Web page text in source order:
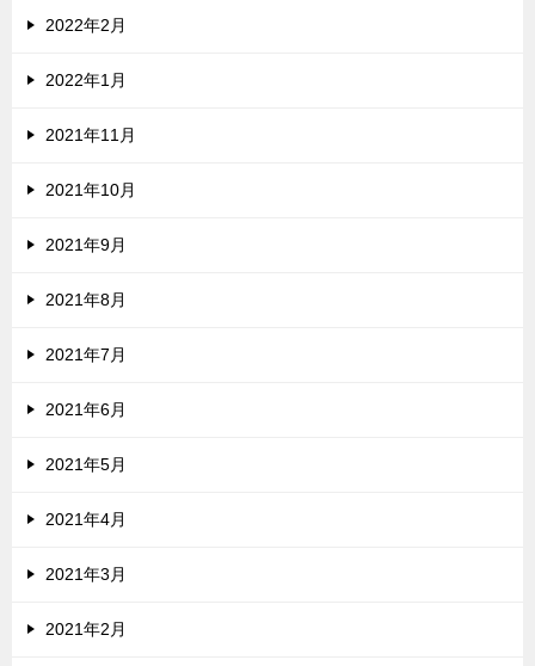
2022年2月
2022年1月
2021年11月
2021年10月
2021年9月
2021年8月
2021年7月
2021年6月
2021年5月
2021年4月
2021年3月
2021年2月